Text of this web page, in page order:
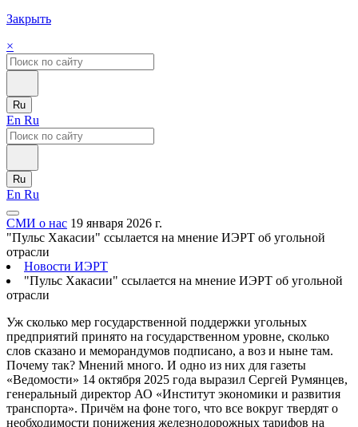
Закрыть
×
Ru
En Ru
Ru
En Ru
СМИ о нас 19 января 2026 г.
"Пульс Хакасии" ссылается на мнение ИЭРТ об угольной
отрасли
Новости ИЭРТ
"Пульс Хакасии" ссылается на мнение ИЭРТ об угольной
отрасли
Уж сколько мер государственной поддержки угольных
предприятий принято на государственном уровне, сколько
слов сказано и меморандумов подписано, а воз и ныне там.
Почему так? Мнений много. И одно из них для газеты
«Ведомости» 14 октября 2025 года выразил Сергей Румянцев,
генеральный директор АО «Институт экономики и развития
транспорта». Причём на фоне того, что все вокруг твердят о
необходимости понижения железнодорожных тарифов на